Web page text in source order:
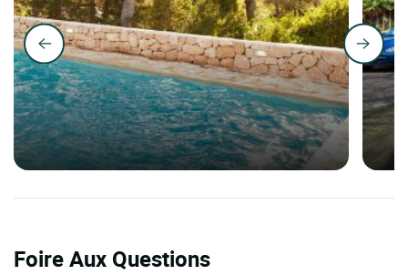
Foire Aux Questions